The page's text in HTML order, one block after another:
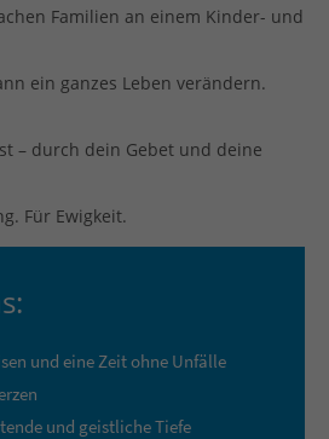
Familien an einem Kinder- und
ein ganzes Leben verändern.
– durch dein Gebet und deine
Für Ewigkeit.
und eine Zeit ohne Unfälle
und geistliche Tiefe